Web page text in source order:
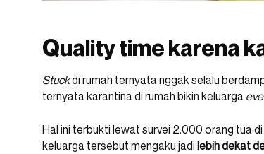
Quality time karena
Stuckdi rumah ternyata nggak selalu
ternyata karantina di rumah bikin keluarga
Hal ini terbukti lewat survei 2.000 orang tua
keluarga tersebut mengaku jadi lebih dekat